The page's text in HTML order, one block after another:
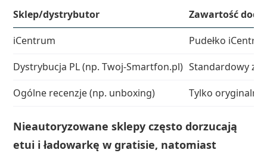
Sklep/dystrybutor
Zawartość
iCentrum
Pudełko
Dystrybucja PL (np. Twoj‑Smartfon.pl) Standardowy
Ogólne recenzje (np. unboxing)
Tylko oryginalne
Nieautoryzowane sklepy często dorzucają
etui i ładowarkę w gratisie, natomiast